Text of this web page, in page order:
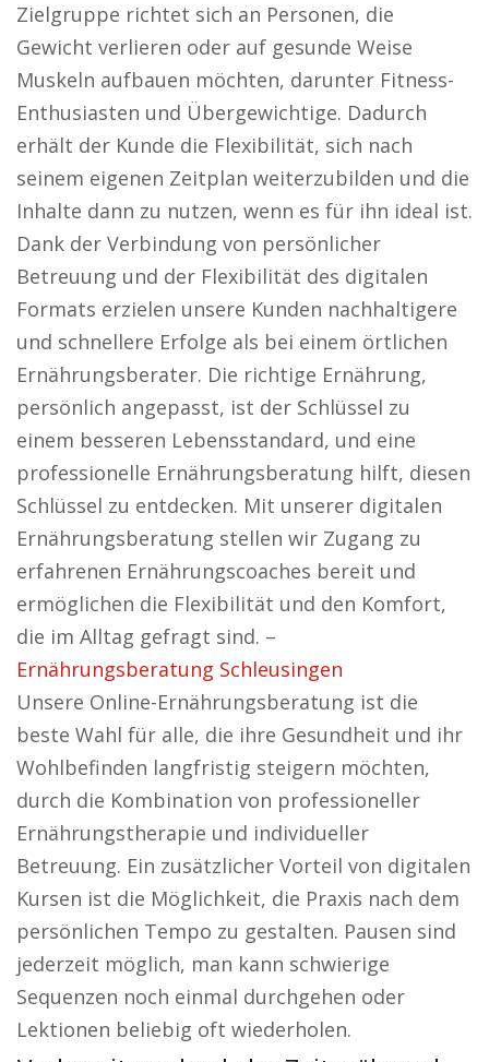
Zielgruppe richtet sich an Personen, die
Gewicht verlieren oder auf gesunde Weise
Muskeln aufbauen möchten, darunter Fitness-
Enthusiasten und Übergewichtige. Dadurch
erhält der Kunde die Flexibilität, sich nach
seinem eigenen Zeitplan weiterzubilden und die
Inhalte dann zu nutzen, wenn es für ihn ideal ist.
Dank der Verbindung von persönlicher
Betreuung und der Flexibilität des digitalen
Formats erzielen unsere Kunden nachhaltigere
und schnellere Erfolge als bei einem örtlichen
Ernährungsberater. Die richtige Ernährung,
persönlich angepasst, ist der Schlüssel zu
einem besseren Lebensstandard, und eine
professionelle Ernährungsberatung hilft, diesen
Schlüssel zu entdecken. Mit unserer digitalen
Ernährungsberatung stellen wir Zugang zu
erfahrenen Ernährungscoaches bereit und
ermöglichen die Flexibilität und den Komfort,
die im Alltag gefragt sind. –
Ernährungsberatung Schleusingen
Unsere Online-Ernährungsberatung ist die
beste Wahl für alle, die ihre Gesundheit und ihr
Wohlbefinden langfristig steigern möchten,
durch die Kombination von professioneller
Ernährungstherapie und individueller
Betreuung. Ein zusätzlicher Vorteil von digitalen
Kursen ist die Möglichkeit, die Praxis nach dem
persönlichen Tempo zu gestalten. Pausen sind
jederzeit möglich, man kann schwierige
Sequenzen noch einmal durchgehen oder
Lektionen beliebig oft wiederholen.